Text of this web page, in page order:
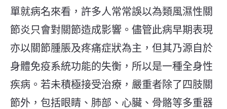
單就病名來看，許多人常常誤以為類風濕性關
節炎只會對關節造成影響。儘管此病早期表現
亦以關節腫脹及疼痛症狀為主，但其乃源自於
身體免疫系統功能的失衡，所以是一種全身性
疾病。若未積極接受治療，嚴重者除了四肢關
節外，包括眼睛、肺部、心臟、骨骼等多重器